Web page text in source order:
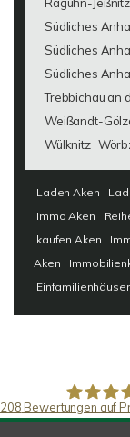
Südliches
Südliches
Südliches
Trebbichau an
Weißandt-
Wülknitz
Laden Aken
Immo Aken
kaufen Aken
Aken
208 Bewertungen auf